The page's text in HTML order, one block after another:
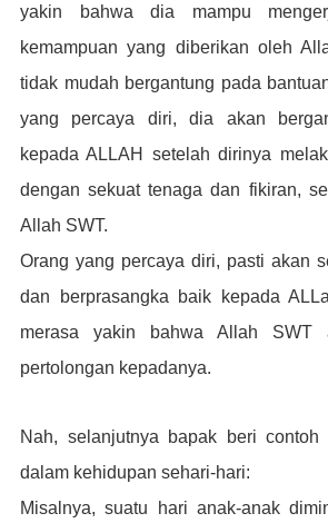
yakin bahwa dia mampu
kemampuan yang diberikan oleh
tidak mudah bergantung pada
yang percaya diri, dia akan
kepada ALLAH setelah dirinya
dengan sekuat tenaga dan fikiran,
Allah SWT.
Orang yang percaya diri, pasti akan
dan berprasangka baik kepada
merasa yakin bahwa Allah SWT
pertolongan kepadanya.
Nah, selanjutnya bapak beri
dalam kehidupan sehari-hari:
Misalnya, suatu hari anak-anak